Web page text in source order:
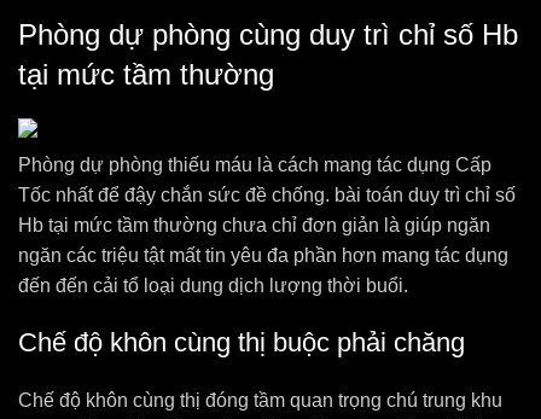
Phòng dự phòng cùng duy trì chỉ số Hb
tại mức tầm thường
Phòng dự phòng thiếu máu là cách mang tác dụng Cấp
Tốc nhất để đậy chắn sức đề chống. bài toán duy trì chỉ số
Hb tại mức tầm thường chưa chỉ đơn giản là giúp ngăn
ngăn các triệu tật mất tin yêu đa phần hơn mang tác dụng
đến đến cải tổ loại dung dịch lượng thời buổi.
Chế độ khôn cùng thị buộc phải chăng
Chế độ khôn cùng thị đóng tầm quan trọng chú trung khu